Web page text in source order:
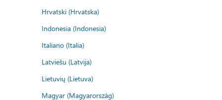
Hrvatski (Hrvatska)
Indonesia (Indonesia)
Italiano (Italia)
Latviešu (Latvija)
Lietuvių (Lietuva)
Magyar (Magyarország)